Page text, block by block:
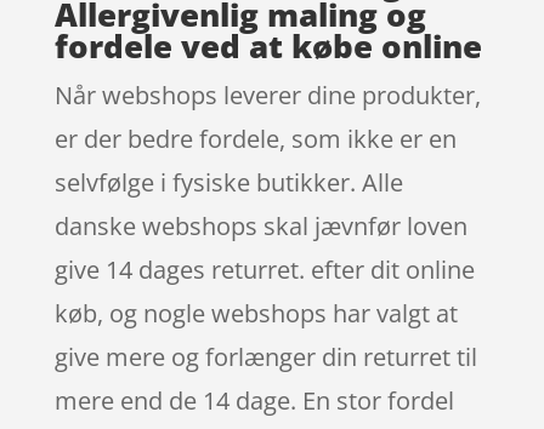
Allergivenlig maling og
fordele ved at købe online
Når webshops leverer dine produkter,
er der bedre fordele, som ikke er en
selvfølge i fysiske butikker. Alle
danske webshops skal jævnfør loven
give 14 dages returret. efter dit online
køb, og nogle webshops har valgt at
give mere og forlænger din returret til
mere end de 14 dage. En stor fordel